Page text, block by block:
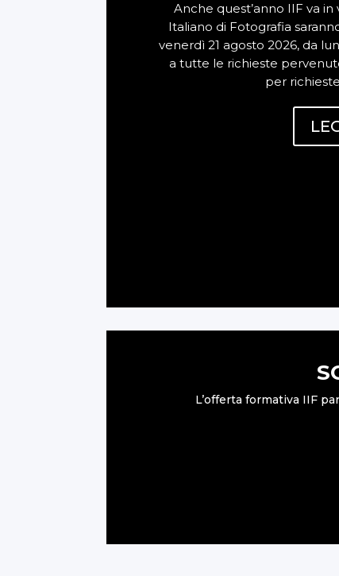
Anche quest’anno IIF va
Italiano di Fotografia
venerdì 21 agosto 2026, da
a tutte le richieste
per
L’offerta formativa IIF